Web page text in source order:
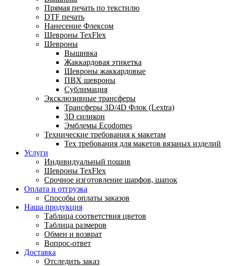
Прямая печать по текстилю
DTF печать
Нанесение Флексом
Шевроны TexFlex
Шевроны
Вышивка
Жаккардовая этикетка
Шевроны жаккардовые
ПВХ шевроны
Сублимация
Эксклюзивные трансферы
Трансферы 3D/4D Флок (Lextra)
3D силикон
Эмблемы Ecodomes
Технические требования к макетам
Тех требования для макетов вязаных изделий
Услуги
Индивидуальный пошив
Шевроны TexFlex
Срочное изготовление шарфов, шапок
Оплата и отгрузка
Способы оплаты заказов
Наша продукция
Таблица соответствия цветов
Таблица размеров
Обмен и возврат
Вопрос-ответ
Доставка
Отследить заказ